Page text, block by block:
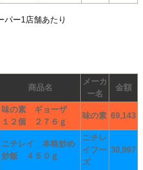
ー1店舗あたり
商品名
メーカ
ー名
金額
味の素 ギョーザ
１２個 ２７６ｇ
味の素 69,143
ニチレイ 本格炒め
炒飯 ４５０ｇ
ニチレ
イフー
ズ
30,997